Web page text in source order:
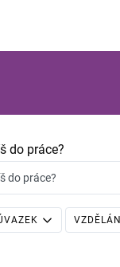
do práce?
do práce?
VZDĚLÁNÍ